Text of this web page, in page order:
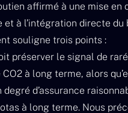
affirmé à une mise
et à l’intégration directe du
souligne trois points :
préserver le signal de
CO2 à long terme, alors
d’assurance
à long terme. Nous